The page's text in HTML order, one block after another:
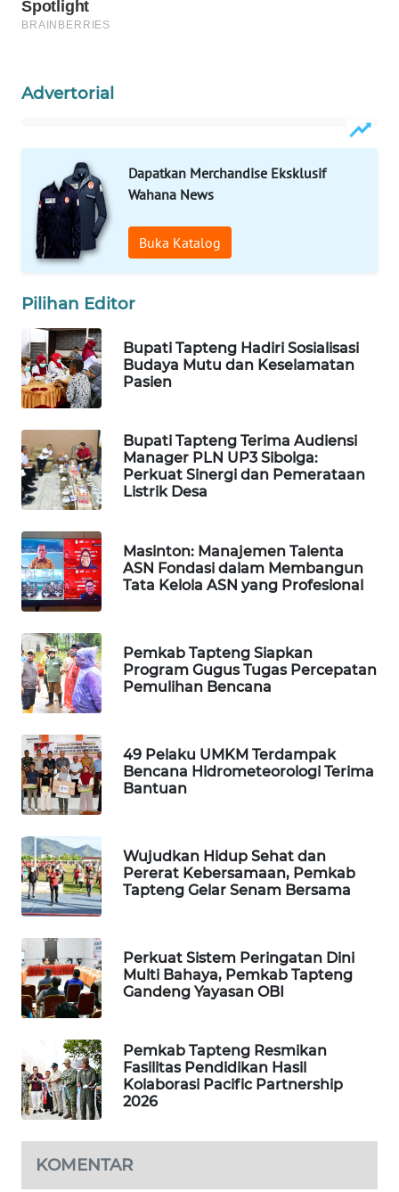
Advertorial
Dapatkan Merchandise Eksklusif
Wahana News
Buka Katalog
Pilihan Editor
Bupati Tapteng Hadiri Sosialisasi
Budaya Mutu dan Keselamatan
Pasien
Bupati Tapteng Terima Audiensi
Manager PLN UP3 Sibolga:
Perkuat Sinergi dan Pemerataan
Listrik Desa
Masinton: Manajemen Talenta
ASN Fondasi dalam Membangun
Tata Kelola ASN yang Profesional
Pemkab Tapteng Siapkan
Program Gugus Tugas Percepatan
Pemulihan Bencana
49 Pelaku UMKM Terdampak
Bencana Hidrometeorologi Terima
Bantuan
Wujudkan Hidup Sehat dan
Pererat Kebersamaan, Pemkab
Tapteng Gelar Senam Bersama
Perkuat Sistem Peringatan Dini
Multi Bahaya, Pemkab Tapteng
Gandeng Yayasan OBI
Pemkab Tapteng Resmikan
Fasilitas Pendidikan Hasil
Kolaborasi Pacific Partnership
2026
KOMENTAR
PORTAL
FORWAMKI
ALPERKLINAS
FORJASIDA
TAMBANG
NEWS
SITUNGIR
NEWS
SIDIKALANG
NEWS
NEWS
METRO
NEWS
METRO
MEDAN
METRO
JAKARTA
NEWS
KRT
NEWS
NEWS
JURNAL
MARITIM
HUMBANG
NEWS
GARONGGANG
NEWS
FISUELRI
ID
NEWS